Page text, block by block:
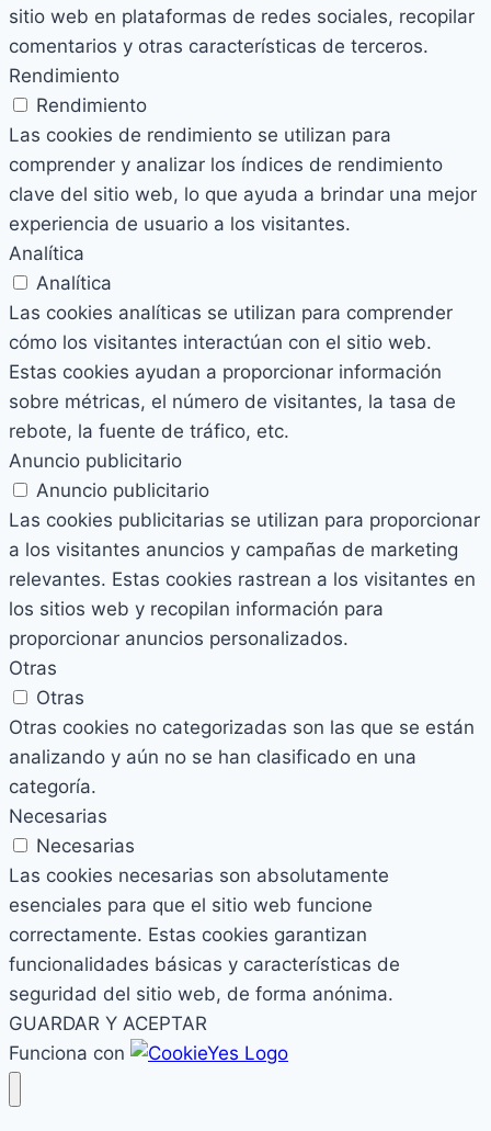
sitio web en plataformas de redes sociales, recopilar
comentarios y otras características de terceros.
Rendimiento
Rendimiento
Las cookies de rendimiento se utilizan para
comprender y analizar los índices de rendimiento
clave del sitio web, lo que ayuda a brindar una mejor
experiencia de usuario a los visitantes.
Analítica
Analítica
Las cookies analíticas se utilizan para comprender
cómo los visitantes interactúan con el sitio web.
Estas cookies ayudan a proporcionar información
sobre métricas, el número de visitantes, la tasa de
rebote, la fuente de tráfico, etc.
Anuncio publicitario
Anuncio publicitario
Las cookies publicitarias se utilizan para proporcionar
a los visitantes anuncios y campañas de marketing
relevantes. Estas cookies rastrean a los visitantes en
los sitios web y recopilan información para
proporcionar anuncios personalizados.
Otras
Otras
Otras cookies no categorizadas son las que se están
analizando y aún no se han clasificado en una
categoría.
Necesarias
Necesarias
Las cookies necesarias son absolutamente
esenciales para que el sitio web funcione
correctamente. Estas cookies garantizan
funcionalidades básicas y características de
seguridad del sitio web, de forma anónima.
GUARDAR Y ACEPTAR
Funciona con